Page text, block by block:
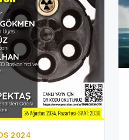
2024